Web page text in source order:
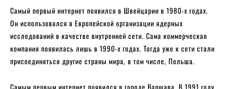
Самый первый интернет появился в Швейцарии в 1980-х годах.
Он использовался в Европейской организации ядерных
исследований в качестве внутренней сети. Сама коммерческая
компания появилась лишь в 1990-х годах. Тогда уже к сети стали
присоединяться другие страны мира, в том числе, Польша.
Самым первым интернет появился в городе Варшава. В 1991 году